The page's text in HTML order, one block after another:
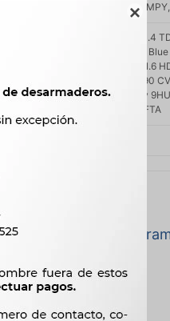

DS4, ECOSPORT, EXPERT,
8HX / 8HZ (DV4 TD) DIESEL, 1.4
100 HP BHY (DV6FD) DIESEL, 1.6
110 CV 9HZ (DV6TED4) DIESEL, 1.6
BHZ (DV6FC) DIESEL, 1.6 HDi 90
DIESEL, 1.6 HDi 90cv
1.6 VTi 115 HP NFP (EC5) NAFTA
de la marca